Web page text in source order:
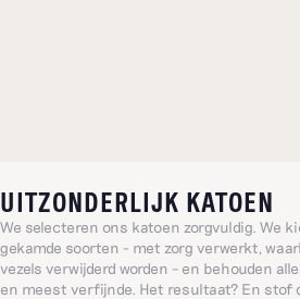
UITZONDERLIJK KATOEN
We selecteren ons katoen zorgvuldig. We
gekamde soorten - met zorg verwerkt,
vezels verwijderd worden – en behouden
en meest verfijnde. Het resultaat? En stof